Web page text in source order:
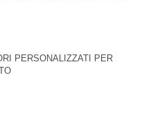
PERSONALIZZATI PER